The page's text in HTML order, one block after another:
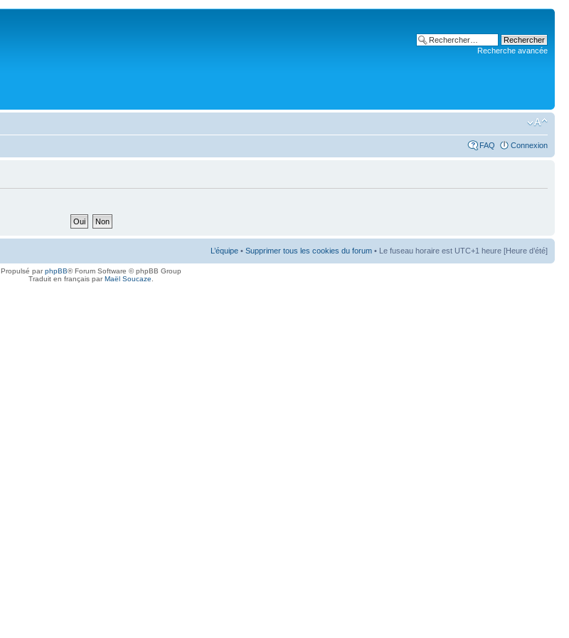
Recherche avancée
FAQ Connexion
L’équipe • Supprimer tous les cookies du forum • Le fuseau horaire est UTC+1 heure [Heure d’été]
Propulsé parphpBB® Forum Software © phpBB Group
Traduit en français parMaël Soucaze